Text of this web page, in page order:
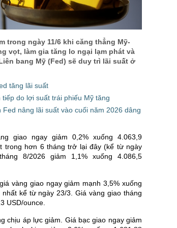
trong ngày 11/6 khi căng thẳng Mỹ-
vọt, làm gia tăng lo ngại lạm phát và
bang Mỹ (Fed) sẽ duy trì lãi suất ở
tăng lãi suất
do lợi suất trái phiếu Mỹ tăng
nâng lãi suất vào cuối năm 2026 dâng
giao ngay giảm 0,2% xuống 4.063,9
trong hơn 6 tháng trở lại đây (kể từ ngày
8/2026 giảm 1,1% xuống 4.086,5
vàng giao ngay giảm mạnh 3,5% xuống
kể từ ngày 23/3. Giá vàng giao tháng
USD/ounce.
chịu áp lực giảm. Giá bạc giao ngay giảm